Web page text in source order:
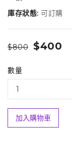
庫存狀態: 可訂購
$800 $400
數量
加入購物車